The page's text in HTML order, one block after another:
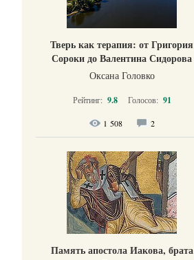
Тверь как терапия: от Григория
Сороки до Валентина Сидорова
Оксана Головко
Рейтинг: 9.8 Голосов: 91
1 508 2
Память апостола Иакова, брата